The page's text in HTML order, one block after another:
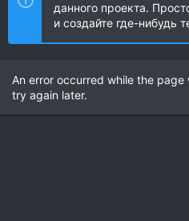
данного проекта.
и создайте где-нибудь
An error occurred while the
try again later.